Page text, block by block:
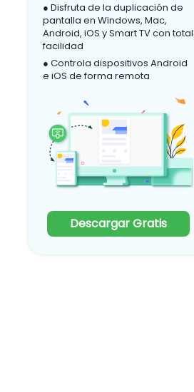
● Disfruta de la duplicación de
pantalla en Windows, Mac,
Android, iOS y Smart TV con total
facilidad
● Controla dispositivos Android
e iOS de forma remota
Descargar Gratis